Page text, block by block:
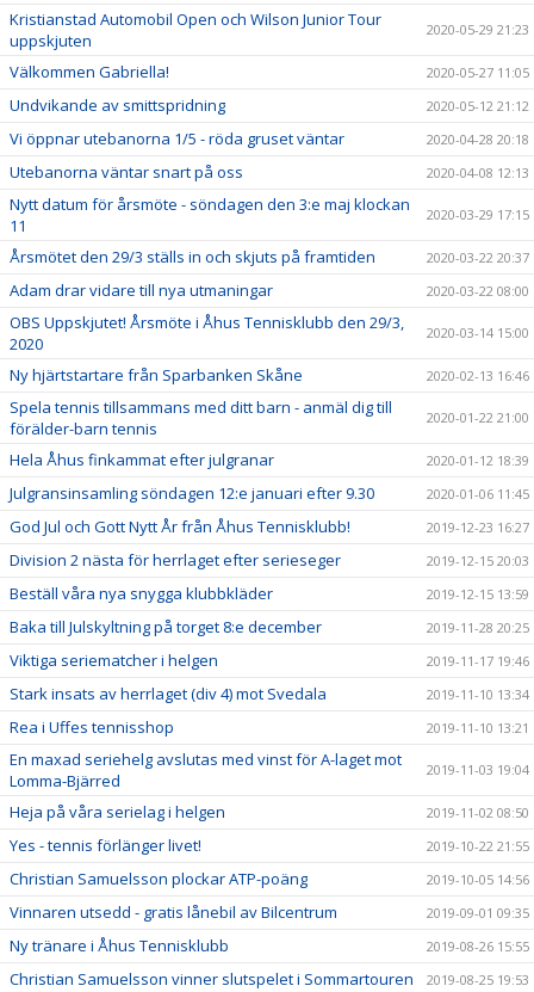
Kristianstad Automobil Open och Wilson Junior Tour
uppskjuten
2020-05-29 21:23
Välkommen Gabriella! 2020-05-27 11:05
Undvikande av smittspridning 2020-05-12 21:12
Vi öppnar utebanorna 1/5 - röda gruset väntar 2020-04-28 20:18
Utebanorna väntar snart på oss 2020-04-08 12:13
Nytt datum för årsmöte - söndagen den 3:e maj klockan
11
2020-03-29 17:15
Årsmötet den 29/3 ställs in och skjuts på framtiden 2020-03-22 20:37
Adam drar vidare till nya utmaningar 2020-03-22 08:00
OBS Uppskjutet! Årsmöte i Åhus Tennisklubb den 29/3,
2020
2020-03-14 15:00
Ny hjärtstartare från Sparbanken Skåne 2020-02-13 16:46
Spela tennis tillsammans med ditt barn - anmäl dig till
förälder-barn tennis
2020-01-22 21:00
Hela Åhus finkammat efter julgranar 2020-01-12 18:39
Julgransinsamling söndagen 12:e januari efter 9.30 2020-01-06 11:45
God Jul och Gott Nytt År från Åhus Tennisklubb! 2019-12-23 16:27
Division 2 nästa för herrlaget efter serieseger 2019-12-15 20:03
Beställ våra nya snygga klubbkläder 2019-12-15 13:59
Baka till Julskyltning på torget 8:e december 2019-11-28 20:25
Viktiga seriematcher i helgen 2019-11-17 19:46
Stark insats av herrlaget (div 4) mot Svedala 2019-11-10 13:34
Rea i Uffes tennisshop 2019-11-10 13:21
En maxad seriehelg avslutas med vinst för A-laget mot
Lomma-Bjärred
2019-11-03 19:04
Heja på våra serielag i helgen 2019-11-02 08:50
Yes - tennis förlänger livet! 2019-10-22 21:55
Christian Samuelsson plockar ATP-poäng 2019-10-05 14:56
Vinnaren utsedd - gratis lånebil av Bilcentrum 2019-09-01 09:35
Ny tränare i Åhus Tennisklubb 2019-08-26 15:55
Christian Samuelsson vinner slutspelet i Sommartouren 2019-08-25 19:53